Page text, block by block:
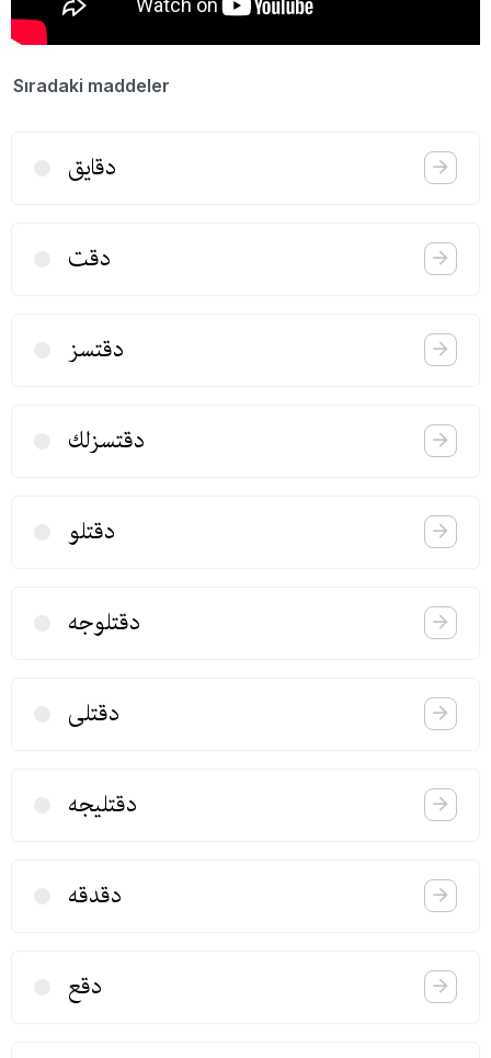
Sıradaki maddeler
دقایق
دقت
دقتسز
دقتسزلك
دقتلو
دقتلوجه
دقتلی
دقتلیجه
دقدقه
دقع